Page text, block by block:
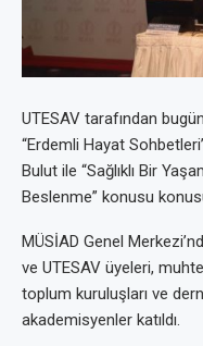
UTESAV tarafından
“Erdemli Hayat
Bulut ile “Sağlıklı Bir
Beslenme” konusu
MÜSİAD Genel
ve UTESAV üyeleri,
toplum kuruluşları ve
akademisyenler katıldı.